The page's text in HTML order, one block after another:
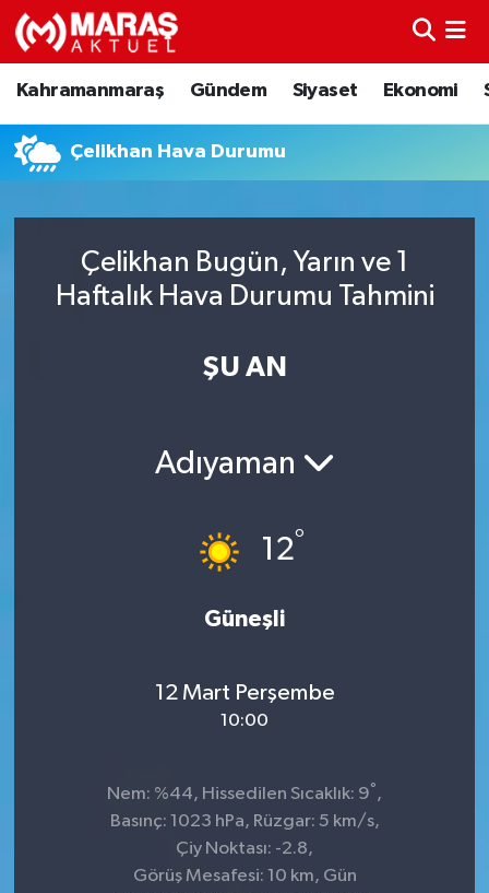
Kahramanmaraş Gündem Siyaset Ekonomi
Çelikhan Hava Durumu
Çelikhan Bugün, Yarın ve 1
Haftalık Hava Durumu Tahmini
ŞU AN
Adıyaman
12°
Güneşli
12 Mart Perşembe
10:00
Nem: %44, Hissedilen Sıcaklık: 9° ,
Basınç: 1023 hPa, Rüzgar: 5 km/s,
Çiy Noktası: -2.8,
Görüş Mesafesi: 10 km, Gün
Kahramanmaraş
Ekonomi
Spor
Nöbetçi Eczaneler
Trafik Durumu
TFF 3.Lig 4.Grup Puan Durumu ve Fikstür
Haber Arşivi